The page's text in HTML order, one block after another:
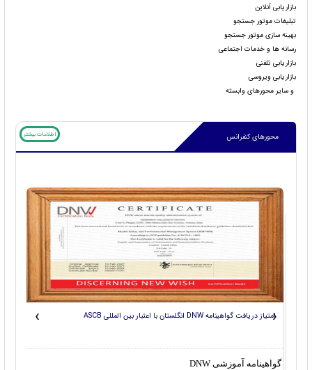
بازاریابی آنلاین
تبلیغات موتور جستجو
بهینه سازی موتور جستجو
رسانه ها و خدمات اجتماعی
بازاریابی تلفنی
بازاریابی ویروسی
و سایر محورهای وابسته
محورهای کنفرانس اطلاعات بیشتر
امتیاز دریافت گواهینامه DNW انگلستان با اعتبار بین المللی ASCB
گواهینامه آموزشی DNW
‹ ›